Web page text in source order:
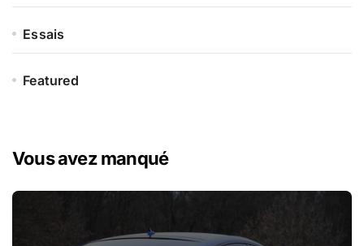
Essais
Featured
Vous avez manqué